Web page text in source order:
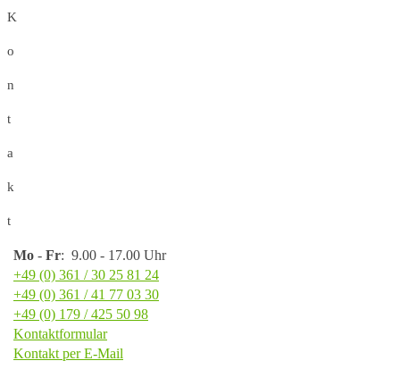
K
o
n
t
a
k
t
Mo - Fr: 9.00 - 17.00 Uhr
+49 (0) 361 / 30 25 81 24
+49 (0) 361 / 41 77 03 30
+49 (0) 179 / 425 50 98
Kontaktformular
Kontakt per E-Mail